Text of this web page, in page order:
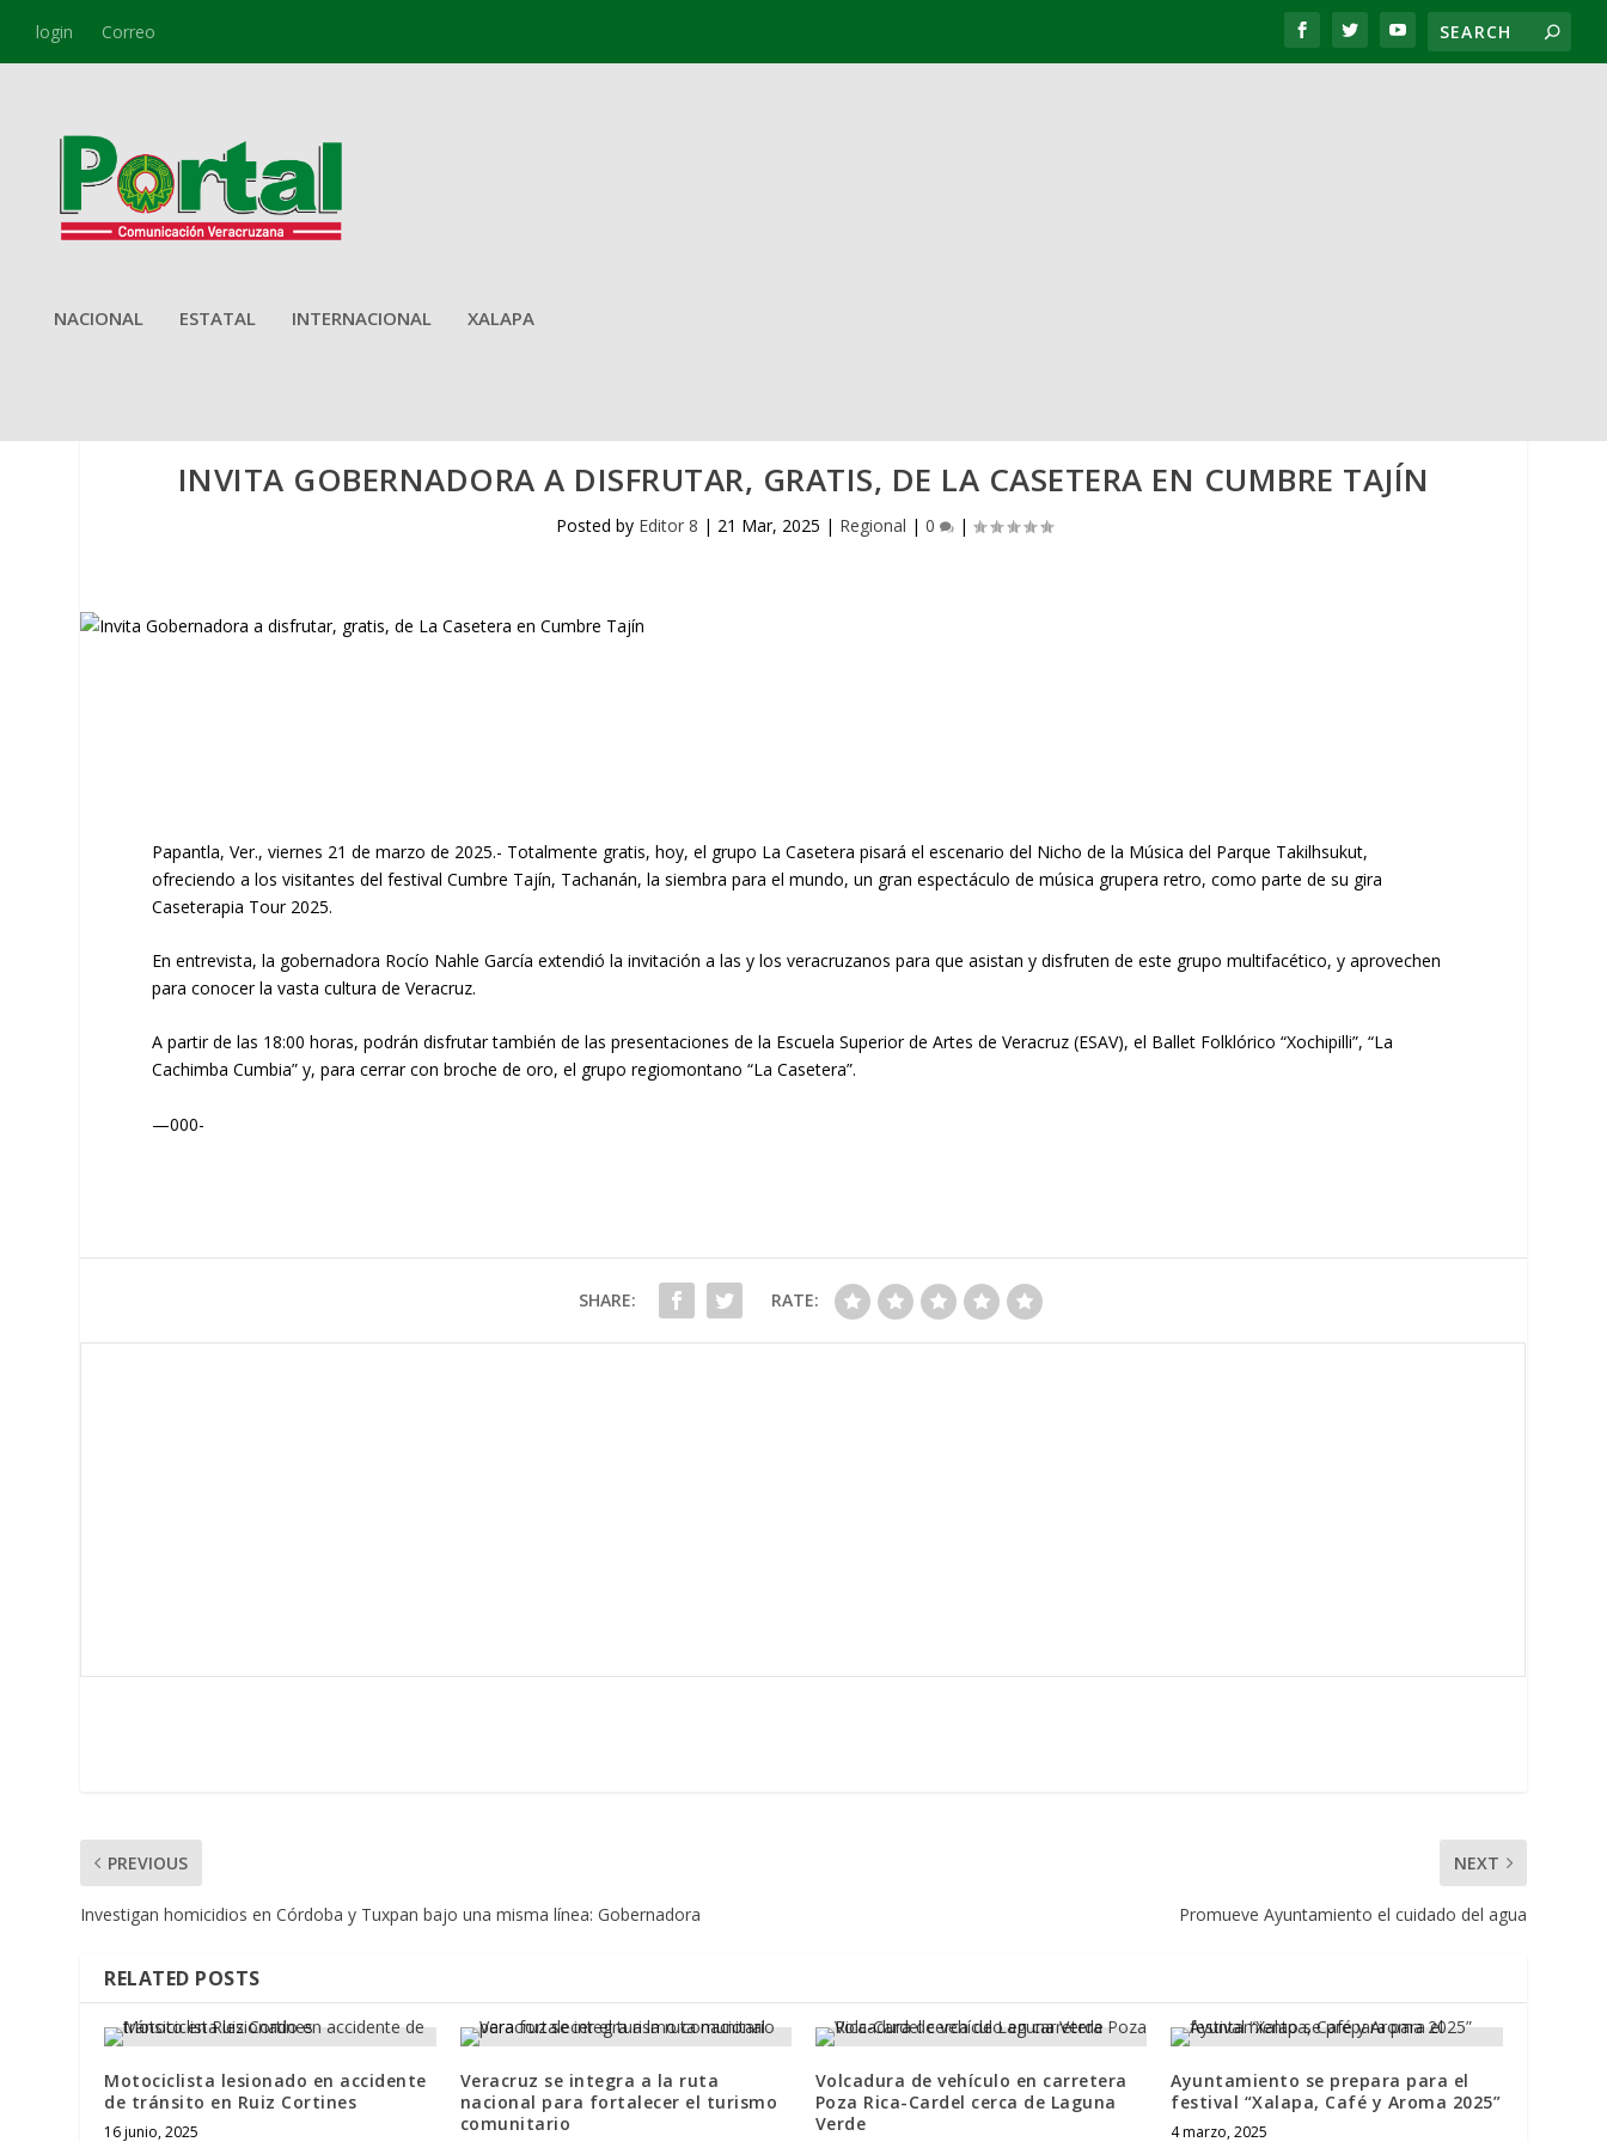
login Correo
NACIONAL ESTATAL INTERNACIONAL XALAPA
INVITA GOBERNADORA A DISFRUTAR, GRATIS, DE LA CASETERA EN CUMBRE TAJÍN
Posted by Editor 8 | 21 Mar, 2025 | Regional | 0 |
Papantla, Ver., viernes 21 de marzo de 2025.- Totalmente gratis, hoy, el grupo La Casetera pisará el escenario del Nicho de la Música del Parque Takilhsukut,
ofreciendo a los visitantes del festival Cumbre Tajín, Tachanán, la siembra para el mundo, un gran espectáculo de música grupera retro, como parte de su gira
Caseterapia Tour 2025.
En entrevista, la gobernadora Rocío Nahle García extendió la invitación a las y los veracruzanos para que asistan y disfruten de este grupo multifacético, y aprovechen
para conocer la vasta cultura de Veracruz.
A partir de las 18:00 horas, podrán disfrutar también de las presentaciones de la Escuela Superior de Artes de Veracruz (ESAV), el Ballet Folklórico “Xochipilli”, “La
Cachimba Cumbia” y, para cerrar con broche de oro, el grupo regiomontano “La Casetera”.
—000-
SHARE: RATE:
PREVIOUS
Investigan homicidios en Córdoba y Tuxpan bajo una misma línea: Gobernadora
NEXT
Promueve Ayuntamiento el cuidado del agua
RELATED POSTS
Motociclista lesionado en accidente
de tránsito en Ruiz Cortines
16 junio, 2025
Veracruz se integra a la ruta
nacional para fortalecer el turismo
comunitario
Volcadura de vehículo en carretera
Poza Rica-Cardel cerca de Laguna
Verde
Ayuntamiento se prepara para el
festival “Xalapa, Café y Aroma 2025”
4 marzo, 2025